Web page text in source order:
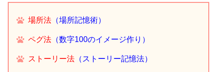
場所法 （場所記憶術）
ペグ法 （数字100のイメージ作り）
ストーリー法 （ストーリー記憶法）